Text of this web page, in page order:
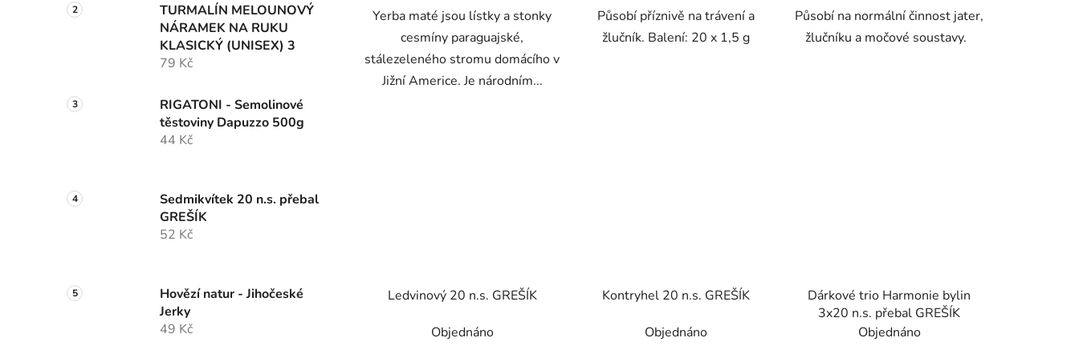
TURMALÍN MELOUNOVÝ
NÁRAMEK NA RUKU
KLASICKÝ (UNISEX) 3
79 Kč
RIGATONI - Semolinové
těstoviny Dapuzzo 500g
44 Kč
Sedmikvítek 20 n.s. přebal
GREŠÍK
52 Kč
Hovězí natur - Jihočeské
Jerky
49 Kč
Yerba maté jsou lístky a stonky
cesmíny paraguajské,
stálezeleného stromu domácího v
Jižní Americe. Je národním...
Působí příznivě na trávení a
žlučník. Balení: 20 x 1,5 g
Působí na normální činnost jater,
žlučníku a močové soustavy.
Ledvinový 20 n.s. GREŠÍK
Objednáno
Kontryhel 20 n.s. GREŠÍK
Objednáno
Dárkové trio Harmonie bylin
3x20 n.s. přebal GREŠÍK
Objednáno